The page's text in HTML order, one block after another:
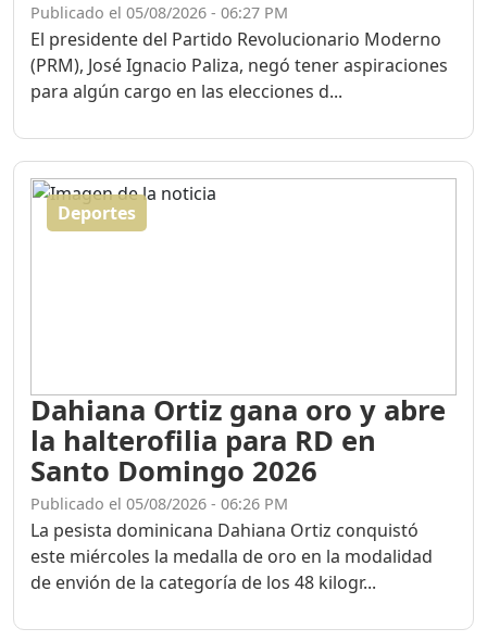
Publicado el 05/08/2026 - 06:27 PM
El presidente del Partido Revolucionario Moderno
(PRM), José Ignacio Paliza, negó tener aspiraciones
para algún cargo en las elecciones d...
Deportes
Dahiana Ortiz gana oro y abre
la halterofilia para RD en
Santo Domingo 2026
Publicado el 05/08/2026 - 06:26 PM
La pesista dominicana Dahiana Ortiz conquistó
este miércoles la medalla de oro en la modalidad
de envión de la categoría de los 48 kilogr...